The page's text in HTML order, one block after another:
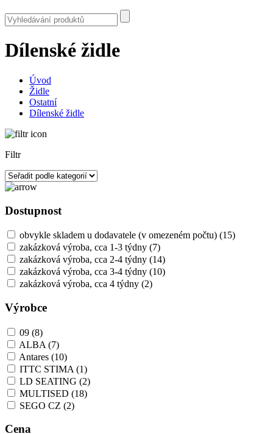
Dílenské židle
Úvod
Židle
Ostatní
Dílenské židle
Filtr
Dostupnost
obvykle skladem u dodavatele (v omezeném počtu) (15)
zakázková výroba, cca 1-3 týdny (7)
zakázková výroba, cca 2-4 týdny (14)
zakázková výroba, cca 3-4 týdny (10)
zakázková výroba, cca 4 týdny (2)
Výrobce
09 (8)
ALBA (7)
Antares (10)
ITTC STIMA (1)
LD SEATING (2)
MULTISED (18)
SEGO CZ (2)
Cena